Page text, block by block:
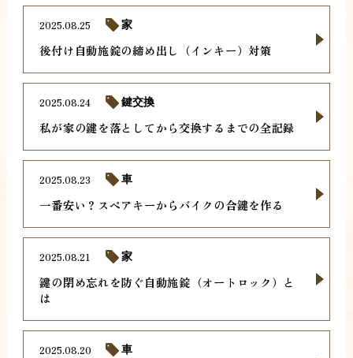
後付け自動施錠の締め出し（インキー）対策
2025.08.25 家
私が家の鍵を落としてから交換するまでの全記録
2025.08.24 鍵交換
一番安い？スペアキーからバイクの合鍵を作る
2025.08.23 車
鍵の閉め忘れを防ぐ自動施錠（オートロック）と
は
2025.08.21 家
2025.08.20 車